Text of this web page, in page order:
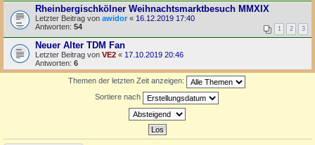
Rheinbergischkölner Weihnachtsmarktbesuch MMXIX
Letzter Beitrag von awidor « 16.12.2019 17:40
Antworten: 54 1 2 3
Neuer Alter TDM Fan
Letzter Beitrag von VE2 « 17.10.2019 20:46
Antworten: 6
Themen der letzten Zeit anzeigen:
Sortiere nach